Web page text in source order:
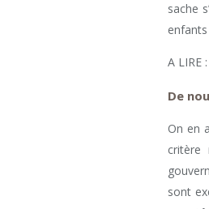
sache
enfants
A LIRE :
De
On en
critère
sont